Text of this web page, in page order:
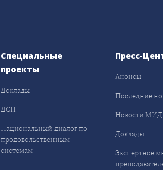
Специальные
проекты
Доклады
ДСП
Национальный диалог по
продовольственным
системам
Пресс-
Анонсы
Последние
Новости МИД
Доклады
Экспертное